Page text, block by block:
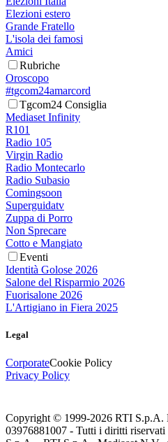
Elezioni estero
Grande Fratello
L'isola dei famosi
Amici
Rubriche
Oroscopo
#tgcom24amarcord
Tgcom24 Consiglia
Mediaset Infinity
R101
Radio 105
Virgin Radio
Radio Montecarlo
Radio Subasio
Comingsoon
Superguidatv
Zuppa di Porro
Non Sprecare
Cotto e Mangiato
Eventi
Identità Golose 2026
Salone del Risparmio 2026
Fuorisalone 2026
L'Artigiano in Fiera 2025
Legal
CorporateCookie Policy
Privacy Policy
Copyright © 1999-2026 RTI S.p.A.
03976881007 - Tutti i diritti